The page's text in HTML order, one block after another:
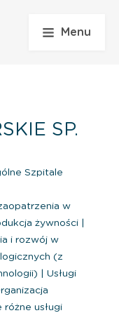
Menu
SP.
Szpitale
w
żywności
i rozwój w
(z
Usługi
różne usługi